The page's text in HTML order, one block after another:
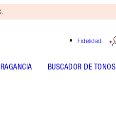
Fidelidad
BUSCADOR DE TONOS